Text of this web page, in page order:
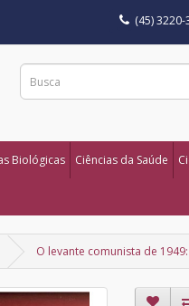
(45)
Biológicas Ciências da Saúde
O levante comunista de